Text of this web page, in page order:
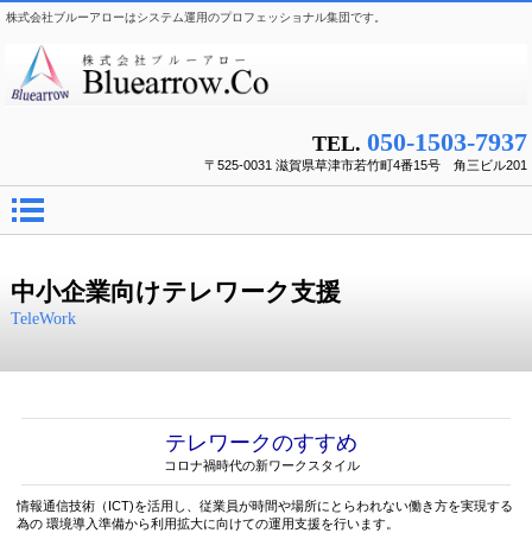
株式会社ブルーアローはシステム運用のプロフェッショナル集団です。
TEL. 050-1503-7937
〒525-0031 滋賀県草津市若竹町4番15号 角三ビル201
中小企業向けテレワーク支援
TeleWork
テレワークのすすめ
コロナ禍時代の新ワークスタイル
情報通信技術（ICT)を活用し、従業員が時間や場所にとらわれない働き方を実現する
為の 環境導入準備から利用拡大に向けての運用支援を行います。